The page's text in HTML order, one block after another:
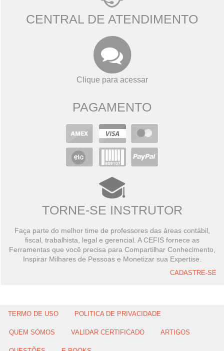
CENTRAL DE ATENDIMENTO
Clique para acessar
PAGAMENTO
TORNE-SE INSTRUTOR
Faça parte do melhor time de professores das áreas contábil,
fiscal, trabalhista, legal e gerencial. A CEFIS fornece as
Ferramentas que você precisa para Compartilhar Conhecimento,
Inspirar Milhares de Pessoas e Monetizar sua Expertise.
CADASTRE-SE
TERMO DE USO POLITICA DE PRIVACIDADE
QUEM SOMOS VALIDAR CERTIFICADO ARTIGOS